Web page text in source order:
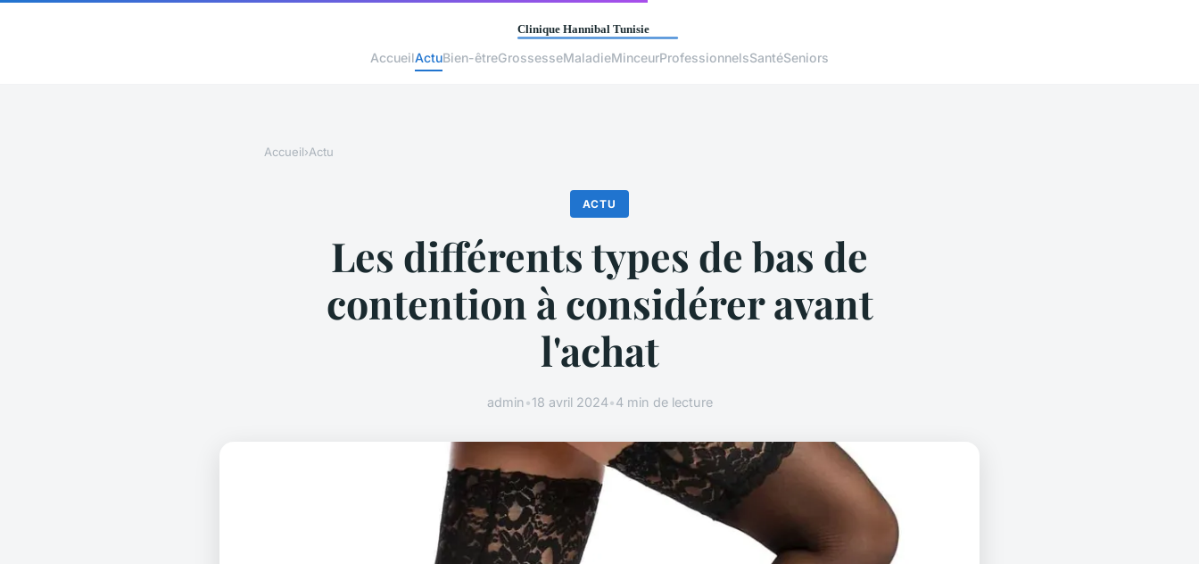
AccueilActuBien-êtreGrossesseMaladieMinceurProfessionnelsSantéSeniors
Accueil›Actu
ACTU
Les différents types de bas de
contention à considérer avant
l'achat
admin•18 avril 2024•4 min de lecture